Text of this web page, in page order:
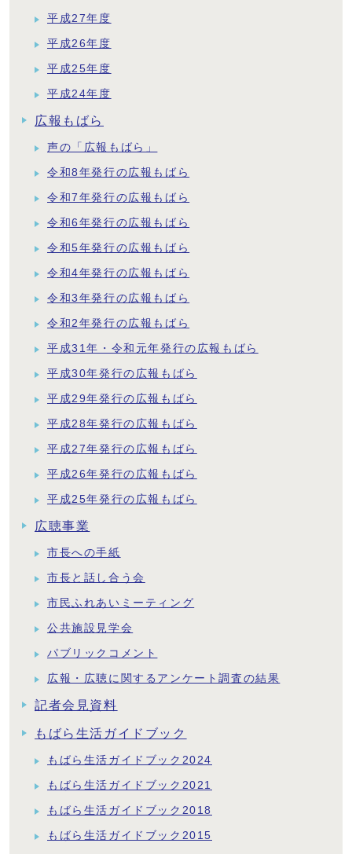
平成27年度
平成26年度
平成25年度
平成24年度
広報もばら
声の「広報もばら」
令和8年発行の広報もばら
令和7年発行の広報もばら
令和6年発行の広報もばら
令和5年発行の広報もばら
令和4年発行の広報もばら
令和3年発行の広報もばら
令和2年発行の広報もばら
平成31年・令和元年発行の広報もばら
平成30年発行の広報もばら
平成29年発行の広報もばら
平成28年発行の広報もばら
平成27年発行の広報もばら
平成26年発行の広報もばら
平成25年発行の広報もばら
広聴事業
市長への手紙
市長と話し合う会
市民ふれあいミーティング
公共施設見学会
パブリックコメント
広報・広聴に関するアンケート調査の結果
記者会見資料
もばら生活ガイドブック
もばら生活ガイドブック2024
もばら生活ガイドブック2021
もばら生活ガイドブック2018
もばら生活ガイドブック2015